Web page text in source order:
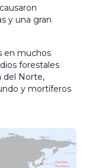
y una gran
en muchos
forestales
del Norte,
y mortíferos